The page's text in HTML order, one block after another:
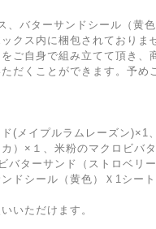
、バターサンドシール（黄
クス内に梱包されておりま
ご自身で組み立てて頂き、
だくことができます。予め
(メイプルラムレーズン)×1
）×１、米粉のマクロビバ
バターサンド（ストロベリ
ドシール（黄色）Ｘ1シート
いただけます。